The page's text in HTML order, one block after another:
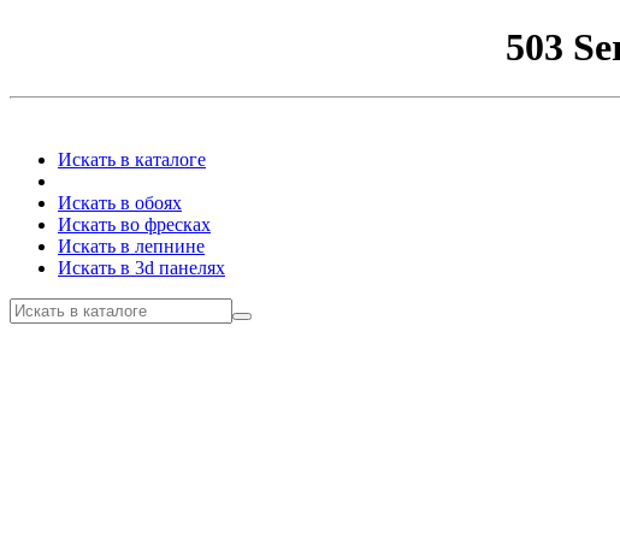
503
Искать в каталоге
Искать в обоях
Искать во фресках
Искать в лепнине
Искать в 3d панелях